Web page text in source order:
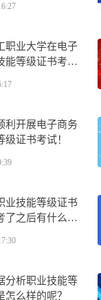
职业大学在电子
能等级证书考核
利开展电子商务
证书考试！
业技能等级证书
了之后有什么
分析职业技能等
么样的呢？